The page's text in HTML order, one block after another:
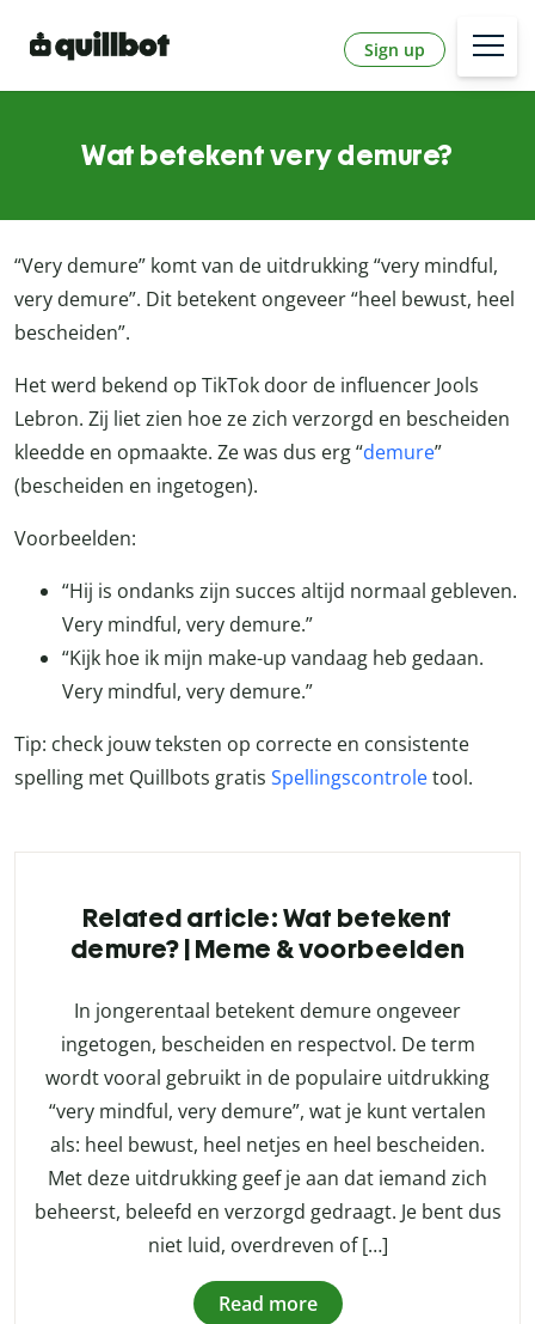
Sign up
Wat betekent very demure?
“Very demure” komt van de uitdrukking “very mindful,
very demure”. Dit betekent ongeveer “heel bewust, heel
bescheiden”.
Het werd bekend op TikTok door de influencer Jools
Lebron. Zij liet zien hoe ze zich verzorgd en bescheiden
kleedde en opmaakte. Ze was dus erg “demure”
(bescheiden en ingetogen).
Voorbeelden:
“Hij is ondanks zijn succes altijd normaal gebleven.
Very mindful, very demure.”
“Kijk hoe ik mijn make-up vandaag heb gedaan.
Very mindful, very demure.”
Tip: check jouw teksten op correcte en consistente
spelling met Quillbots gratis Spellingscontroletool.
Related article: Wat betekent
demure? | Meme & voorbeelden
In jongerentaal betekent demure ongeveer
ingetogen, bescheiden en respectvol. De term
wordt vooral gebruikt in de populaire uitdrukking
“very mindful, very demure”, wat je kunt vertalen
als: heel bewust, heel netjes en heel bescheiden.
Met deze uitdrukking geef je aan dat iemand zich
beheerst, beleefd en verzorgd gedraagt. Je bent dus
niet luid, overdreven of […]
Read more